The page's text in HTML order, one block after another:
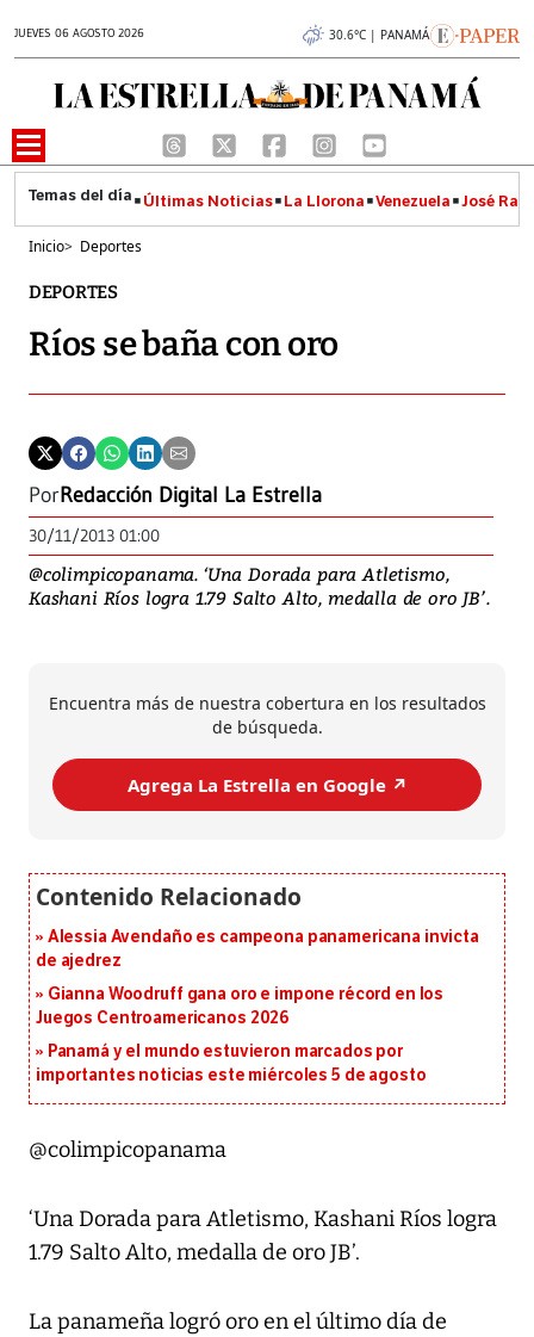
JUEVES 06 AGOSTO 2026 30.6°C | PANAMÁ
Últimas Noticias La Llorona Venezuela José
Inicio> Deportes
DEPORTES
Ríos se baña con oro
PorRedacción Digital La Estrella
30/11/2013 01:00
@colimpicopanama. ‘Una Dorada para Atletismo,
Kashani Ríos logra 1.79 Salto Alto, medalla de oro JB’.
Encuentra más de nuestra cobertura en los resultados
de búsqueda.
Agrega La Estrella en Google ↗️
Alessia Avendaño es campeona panamericana invicta
de ajedrez
Gianna Woodruff gana oro e impone récord en los
Juegos Centroamericanos 2026
Panamá y el mundo estuvieron marcados por
importantes noticias este miércoles 5 de agosto
@colimpicopanama
‘Una Dorada para Atletismo, Kashani Ríos logra
1.79 Salto Alto, medalla de oro JB’.
La panameña logró oro en el último día de